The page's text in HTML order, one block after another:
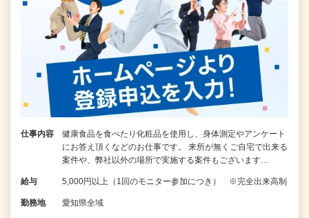
仕事内容
健康食品を食べたり化粧品を使用し、身体測定やアンケート
にお答え頂くなどのお仕事です。 来所が無くご自宅で出来る
案件や、弊社以外の場所で実施する案件もございます…
給与 5,000円以上（1回のモニター参加につき） ※完全出来高制
勤務地 愛知県全域